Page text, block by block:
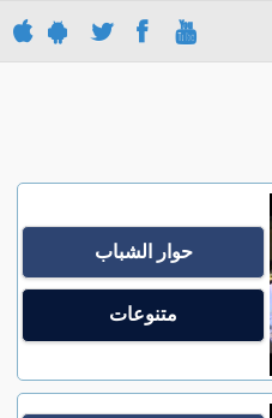
حوار الشباب
متنوعات